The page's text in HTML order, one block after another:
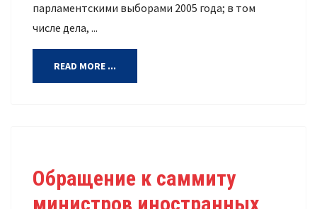
парламентскими выборами 2005 года; в том
числе дела, ...
READ MORE ...
Обращение к саммиту
министров иностранных